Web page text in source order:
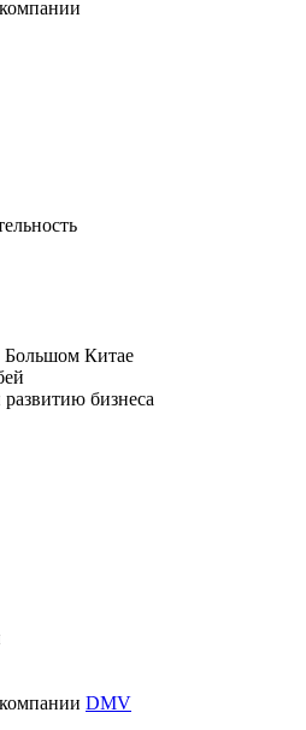
Большом Китае
бизнеса
DMV